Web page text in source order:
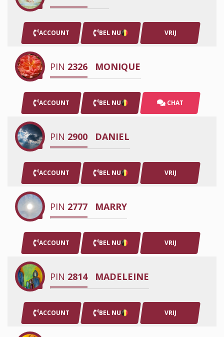
ACCOUNT BEL NU VRIJ
PIN 2326 MONIQUE
ACCOUNT BEL NU CHAT
PIN 2900 DANIEL
ACCOUNT BEL NU VRIJ
PIN 2777 MARRY
ACCOUNT BEL NU VRIJ
PIN 2814 MADELEINE
ACCOUNT BEL NU VRIJ